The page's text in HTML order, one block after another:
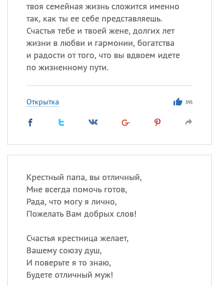
твоя семейная жизнь сложится именно
так, как ты ее себе представляешь.
Счастья тебе и твоей жене, долгих лет
жизни в любви и гармонии, богатства
и радости от того, что вы вдвоем идете
по жизненному пути.
Открытка 395
Крестный папа, вы отличный,
Мне всегда помочь готов,
Рада, что могу я лично,
Пожелать Вам добрых слов!
Счастья крестница желает,
Вашему союзу душ,
И поверьте я то знаю,
Будете отличный муж!